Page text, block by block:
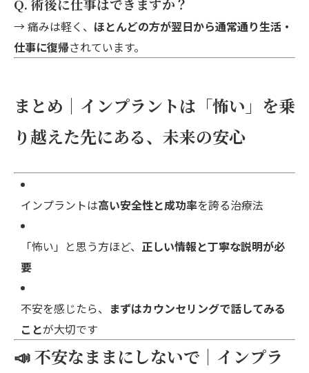
Q. 術後に仕事はできますか？
→ 痛みは軽く、 ほとんどの方が翌日から通常通り生活・
仕事に復帰されています。
まとめ｜インプラントは「怖い」を乗
り越えた先にある、未来の安心
インプラントは高い安全性と成功率を誇る治療法
「怖い」と思う方ほど、 正しい情報と丁寧な説明が必
要
不安を感じたら、 まずはカウンセリングで話してみる
ことが大切です
📣 不安なままにしないで｜インプラ